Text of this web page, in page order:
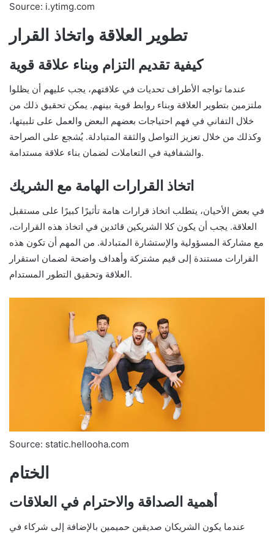
Source: i.ytimg.com
تطوير العلاقة واتخاذ القرار
كيفية تقديم التزام وبناء علاقة قوية
عندما تواجه الأطراف تحديات في علاقتهم، يجب عليهم أن يظلوا
ملتزمين بتطوير العلاقة وبناء روابط قوية بينهم. يمكن تحقيق ذلك من
خلال التفاني في فهم احتياجات بعضهم البعض والعمل على تلبيتها،
وكذلك من خلال تعزيز التواصل والثقة المتبادلة. يُشجع على الصراحة
والشفافية في التعاملات لضمان بناء علاقة مستدامة.
اتخاذ القرارات الهامة مع الشريك
في بعض الأحيان، يتطلب اتخاذ قرارات هامة تأثيرًا كبيرًا على مستقبل
العلاقة. يجب أن يكون كلا الشريكين قائدين في اتخاذ هذه القرارات،
مع مشاركة المسؤولية والإستشارة المتبادلة. من المهم أن تكون هذه
القرارات مستندة إلى قيم مشتركة وأهداف واضحة لضمان استقرار
العلاقة وتحقيق التطور المستدام.
Source: static.hellooha.com
الختام
أهمية الصداقة والاحترام في العلاقات
عندما يكون الشريكان صديقين حميمين بالإضافة إلى شركاء في